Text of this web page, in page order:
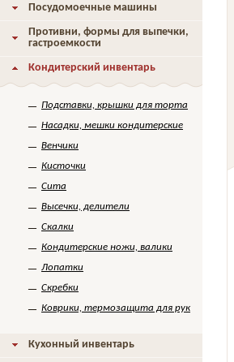
Посудомоечные машины
Противни, формы для выпечки,
гастроемкости
Кондитерский инвентарь
Подставки, крышки для торта
Насадки, мешки кондитерские
Венчики
Кисточки
Сита
Высечки, делители
Скалки
Кондитерские ножи, валики
Лопатки
Скребки
Коврики, термозащита для рук
Кухонный инвентарь